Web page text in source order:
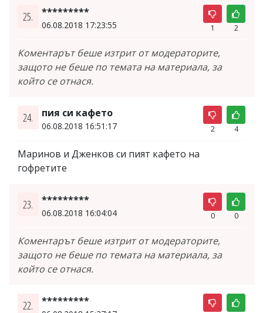
25. *********
06.08.2018 17:23:55 1 2
Коментарът беше изтрит от модераторите,
защото не беше по темата на материала, за
който се отнася.
24. пия си кафето
06.08.2018 16:51:17 2 4
Маринов и Дженков си пият кафето на
гофретите
23. *********
06.08.2018 16:04:04 0 0
Коментарът беше изтрит от модераторите,
защото не беше по темата на материала, за
който се отнася.
22. *********